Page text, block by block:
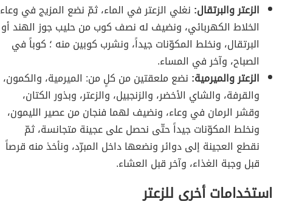
الزعتر والبرتقال: نغلي الزعتر في الماء، ثمّ نضع المزيج في وعاء
الخلاط الكهربائي، ونضيف له نصف كوب من حليب جوز الهند أو
البرتقال، ونخلط المكوّنات جيداً، ونشرب كوبين منه ؛ كوباً في
الصباح، وآخر في المساء.
الزعتر والميرمية: نضع ملعقتين من كلٍ من: الميرمية، والكمون،
والقرفة، والشاي الأخضر، والزنجبيل، والزعتر، وبذور الكتان،
وقشر الرمان في وعاء، ونضيف لهما فنجان من عصير الليمون،
ونخلط المكوّنات جيداً حتّى نحصل على عجينة متجانسة، ثمّ
نقطع العجينة إلى دوائر ونضعها داخل المبرّد، ونأخذ منه قرصاً
قبل وجبة الغذاء، وآخر قبل العشاء.
استخدامات أخرى للزعتر